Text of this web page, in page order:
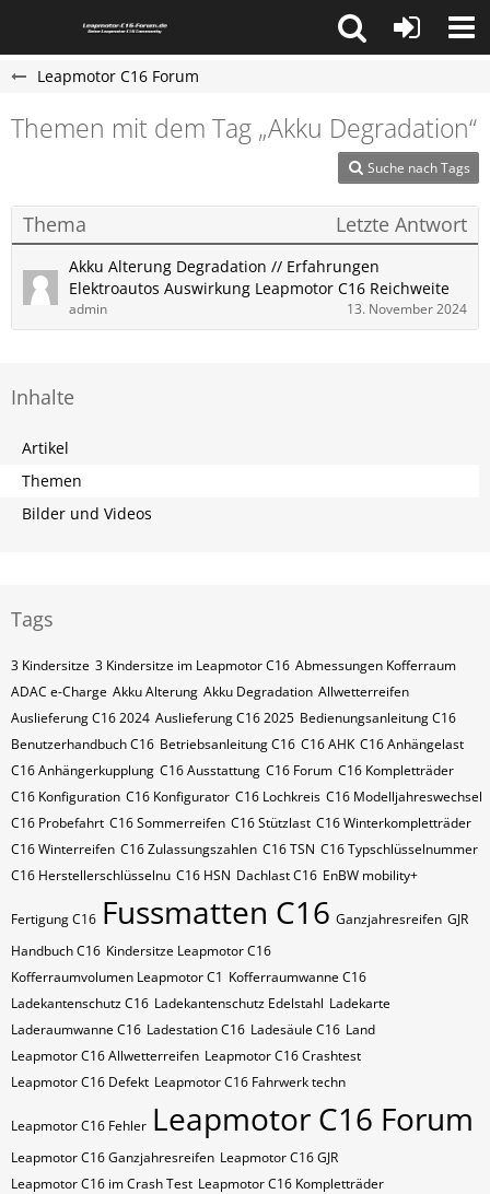
Leapmotor C16 Forum
Themen mit dem Tag „Akku Degradation“
Suche nach Tags
Thema Letzte Antwort
Akku Alterung Degradation // Erfahrungen
Elektroautos Auswirkung Leapmotor C16 Reichweite
admin 13. November 2024
Inhalte
Artikel
Themen
Bilder und Videos
Tags
3 Kindersitze 3 Kindersitze im Leapmotor C16 Abmessungen Kofferraum
ADAC e-Charge Akku Alterung Akku Degradation Allwetterreifen
Auslieferung C16 2024 Auslieferung C16 2025 Bedienungsanleitung C16
Benutzerhandbuch C16 Betriebsanleitung C16 C16 AHK C16 Anhängelast
C16 Anhängerkupplung C16 Ausstattung C16 Forum C16 Kompletträder
C16 Konfiguration C16 Konfigurator C16 Lochkreis C16 Modelljahreswechsel
C16 Probefahrt C16 Sommerreifen C16 Stützlast C16 Winterkompletträder
C16 Winterreifen C16 Zulassungszahlen C16​​​​ TSN C16​​​​ Typschlüsselnummer
C16​​​​​ Herstellerschlüsselnu C16​​​​​ HSN Dachlast C16 EnBW mobility+
Fertigung C16 Fussmatten C16 Ganzjahresreifen GJR
Handbuch C16 Kindersitze Leapmotor C16
Kofferraumvolumen Leapmotor C1 Kofferraumwanne C16
Ladekantenschutz C16 Ladekantenschutz Edelstahl Ladekarte
Laderaumwanne C16 Ladestation C16 Ladesäule C16 Land
Leapmotor C16 Allwetterreifen Leapmotor C16 Crashtest
Leapmotor C16 Defekt Leapmotor C16 Fahrwerk techn
Leapmotor C16 Fehler Leapmotor C16 Forum
Leapmotor C16 Ganzjahresreifen Leapmotor C16 GJR
Leapmotor C16 im Crash Test Leapmotor C16 Kompletträder